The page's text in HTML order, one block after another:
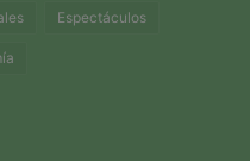
Espectáculos